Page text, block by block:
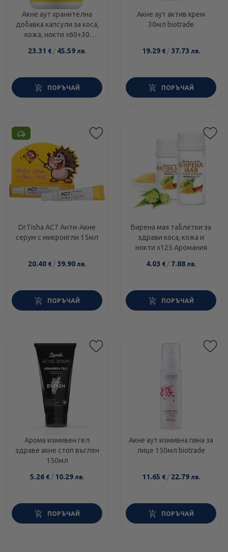
Акне аут хранителна
добавка капсули за коса,
кожа, нокти х60+30
23.31 € / 45.59 лв.
ПОРЪЧАЙ
Акне аут актив крем
30мл biotrade
19.29 € / 37.73 лв.
ПОРЪЧАЙ
Dr.Tisha AC7 Анти-Акне
серум с микроигли 15мл
20.40 € / 39.90 лв.
ПОРЪЧАЙ
Бирена мая таблетки за
здрави коса, кожа и
нокти х125 Аромания
4.03 € / 7.88 лв.
ПОРЪЧАЙ
Арома измивен гел
здраве акне стоп въглен
150мл
5.26 € / 10.29 лв.
ПОРЪЧАЙ
Акне аут измивна пяна за
лице 150мл biotrade
11.65 € / 22.79 лв.
ПОРЪЧАЙ